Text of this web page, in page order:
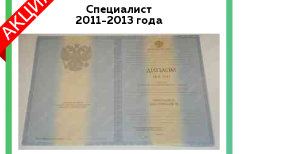
Специалист
2011-2013 года